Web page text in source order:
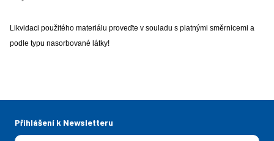
Likvidaci použitého materiálu proveďte v souladu s platnými směrnicemi a
podle typu nasorbované látky!
Přihlášení k Newsletteru